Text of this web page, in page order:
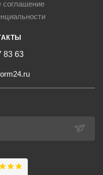
соглашение
83 63